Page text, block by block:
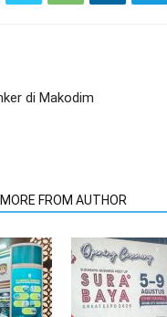
di Makodim
MORE FROM AUTHOR